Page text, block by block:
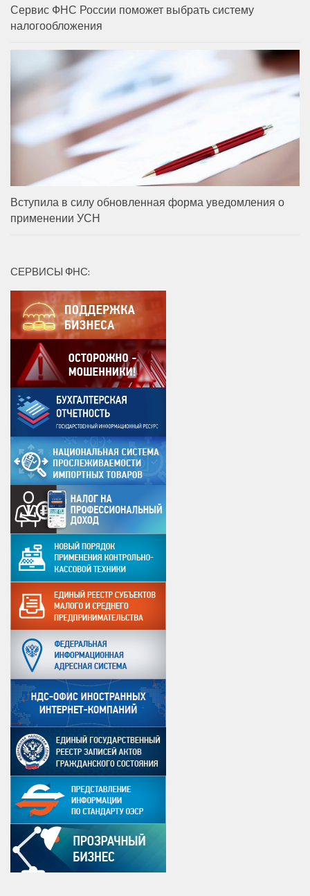
Сервис ФНС России поможет выбрать систему
налогообложения
Вступила в силу обновленная форма уведомления о
применении УСН
СЕРВИСЫ ФНС: